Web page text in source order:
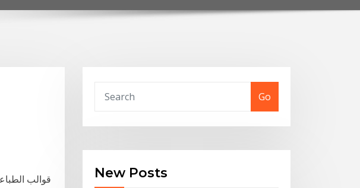
قوالب
Go
New Posts